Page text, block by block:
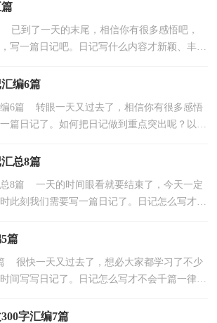
已到了一天的末尾，相信你有很多感悟吧，
写一篇日记吧。日记写什么内容才新颖、丰富
编6篇
6篇 转眼一天又过去了，相信你有很多感悟
篇日记了。如何把日记做到重点突出呢？以下
总8篇
8篇 一天的时间眼看就要结束了，今天一定
此刻我们需要写一篇日记了。日记怎么写才不
篇
很快一天又过去了，想必大家都学习了不少
间写写日记了。日记怎么写才不会千篇一律
字汇编7篇